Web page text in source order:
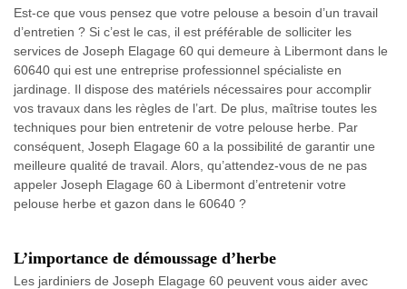
Est-ce que vous pensez que votre pelouse a besoin d’un travail
d’entretien ? Si c’est le cas, il est préférable de solliciter les
services de Joseph Elagage 60 qui demeure à Libermont dans le
60640 qui est une entreprise professionnel spécialiste en
jardinage. Il dispose des matériels nécessaires pour accomplir
vos travaux dans les règles de l’art. De plus, maîtrise toutes les
techniques pour bien entretenir de votre pelouse herbe. Par
conséquent, Joseph Elagage 60 a la possibilité de garantir une
meilleure qualité de travail. Alors, qu’attendez-vous de ne pas
appeler Joseph Elagage 60 à Libermont d’entretenir votre
pelouse herbe et gazon dans le 60640 ?
L’importance de démoussage d’herbe
Les jardiniers de Joseph Elagage 60 peuvent vous aider avec